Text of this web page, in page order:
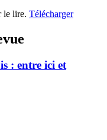
le lire. Télécharger
: entre ici et